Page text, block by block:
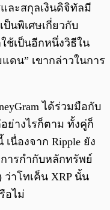
ละสกุลเงินดิจิทัลมี
ป็นพิเศษเกี่ยวกับ
ช้เป็นอีกหนึ่งวิธีใน
ดน” เขากล่าวในการ
ได้ร่วมมือกับ
ย่างไรก็ตาม ทั้งคู่ก็
นื่องจาก Ripple ยัง
ารกำกับหลักทรัพย์
าโทเค็น XRP นั้น
อไม่